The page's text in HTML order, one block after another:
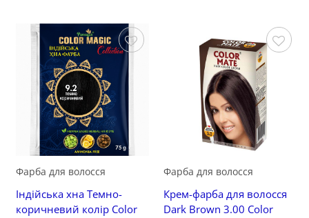
Зберегти
Фарба для волосся
Індійська хна Темно-
коричневий колір Color
Зберегти
Фарба для волосся
Крем-фарба для волосся
Dark Brown 3.00 Color